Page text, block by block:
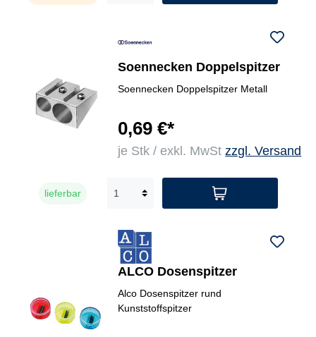
Soennecken Doppelspitzer
Soennecken Doppelspitzer Metall
0,69 €*
je Stk / exkl. MwStzzgl. Versand
lieferbar
ALCO Dosenspitzer
Alco Dosenspitzer rund
Kunststoffspitzer